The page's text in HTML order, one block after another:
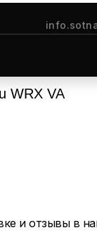
WRX VA
и отзывы в